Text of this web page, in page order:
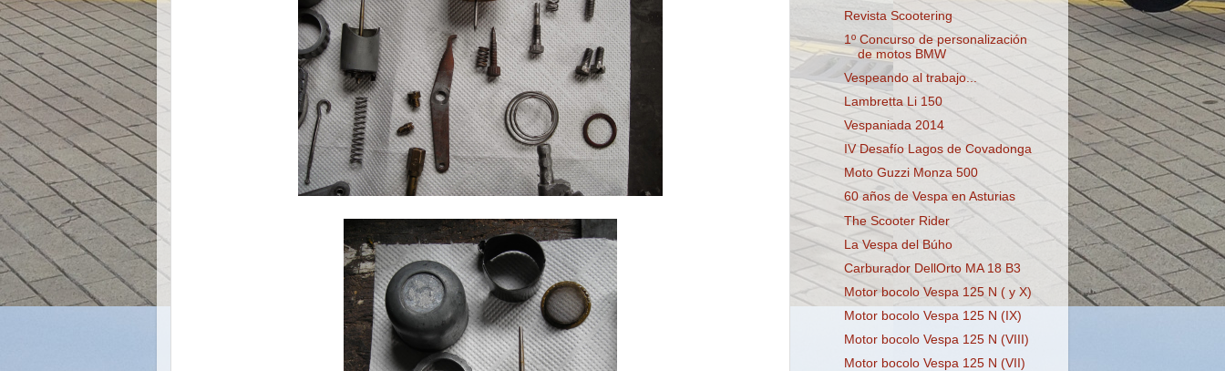
Revista Scootering
1º Concurso de personalización
de motos BMW
Vespeando al trabajo...
Lambretta Li 150
Vespaniada 2014
IV Desafío Lagos de Covadonga
Moto Guzzi Monza 500
60 años de Vespa en Asturias
The Scooter Rider
La Vespa del Búho
Carburador DellOrto MA 18 B3
Motor bocolo Vespa 125 N ( y X)
Motor bocolo Vespa 125 N (IX)
Motor bocolo Vespa 125 N (VIII)
Motor bocolo Vespa 125 N (VII)